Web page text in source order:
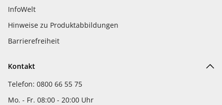
InfoWelt
Hinweise zu Produktabbildungen
Barrierefreiheit
Kontakt
Telefon: 0800 66 55 75
Mo. - Fr. 08:00 - 20:00 Uhr